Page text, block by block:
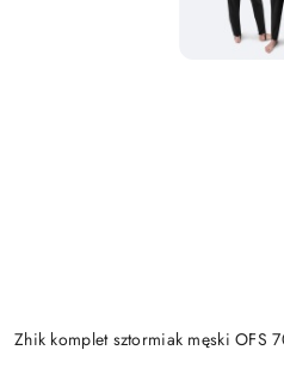
Zhik komplet sztormiak męski OFS